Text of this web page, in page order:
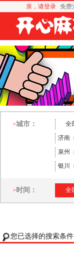
亲，请登录 免费
>城市： 全
济南
泉州
银川
>时间： 全
您已选择的搜索条件